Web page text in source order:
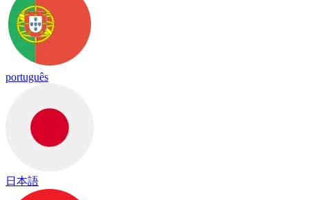
português
日本語